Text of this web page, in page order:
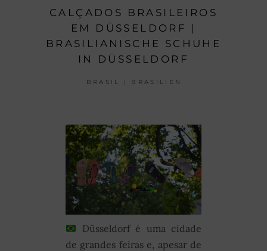
CALÇADOS BRASILEIROS
EM DÜSSELDORF |
BRASILIANISCHE SCHUHE
IN DÜSSELDORF
BRASIL | BRASILIEN
Düsseldorf é uma cidade
de grandes feiras e, apesar de